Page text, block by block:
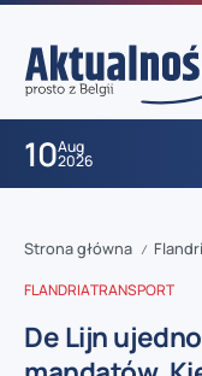
10Aug
2026
Strona główna /
FLANDRIATRANSPORT
De Lijn